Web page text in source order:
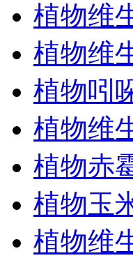
植物维
植物维
植物吲
植物维
植物赤
植物玉
植物维